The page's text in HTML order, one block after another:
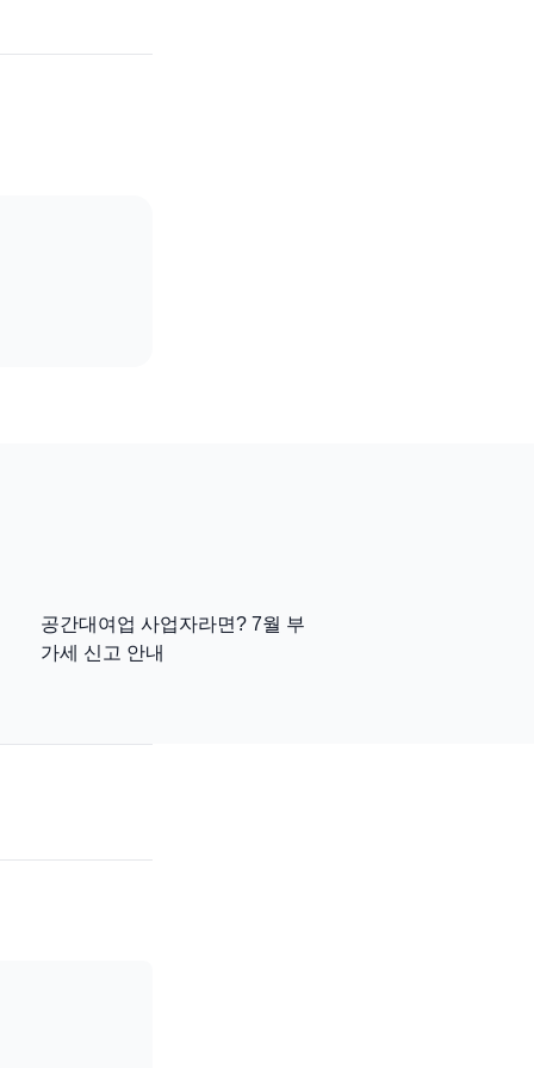
공간대여업 사업자라면? 7월 부
가세 신고 안내